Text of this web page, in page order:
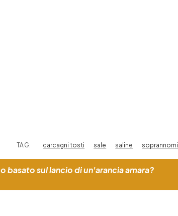
TAG: carcagni tosti sale saline soprannomi
basato sul lancio di un'arancia amara?